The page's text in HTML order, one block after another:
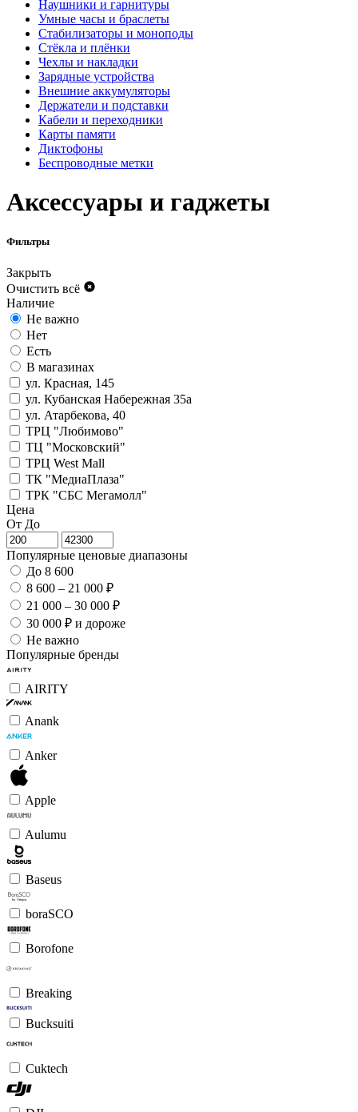
Наушники и гарнитуры
Умные часы и браслеты
Стабилизаторы и моноподы
Стёкла и плёнки
Чехлы и накладки
Зарядные устройства
Внешние аккумуляторы
Держатели и подставки
Кабели и переходники
Карты памяти
Диктофоны
Беспроводные метки
Аксессуары и гаджеты
Фильтры
Закрыть
Очистить всё
Наличие
Не важно
Нет
Есть
В магазинах
ул. Красная, 145
ул. Кубанская Набережная 35а
ул. Атарбекова, 40
ТРЦ "Любимово"
ТЦ "Московский"
ТРЦ West Mall
ТК "МедиаПлаза"
ТРК "СБС Мегамолл"
Цена
От До
Популярные ценовые диапазоны
До 8 600
8 600 – 21 000 ₽
21 000 – 30 000 ₽
30 000 ₽ и дороже
Не важно
Популярные бренды
AIRITY
Anank
Anker
Apple
Aulumu
Baseus
boraSCO
Borofone
Breaking
Bucksuiti
Cuktech